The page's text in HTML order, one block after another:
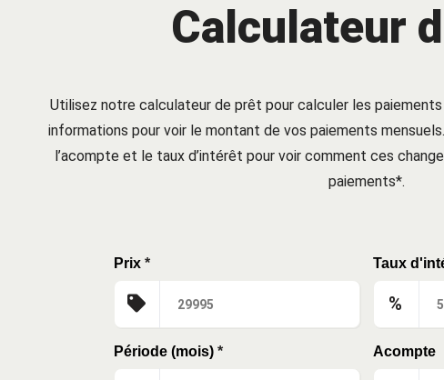
Calculateur
Utilisez notre calculateur de prêt pour calculer les
informations pour voir le montant de vos paiements
l’acompte et le taux d’intérêt pour voir comment ces
paiements*.
Prix * Taux
%
Période (mois) * Acompte